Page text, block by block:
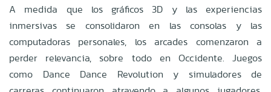
A medida que los gráficos 3D y las experiencias
inmersivas se consolidaron en las consolas y las
computadoras personales, los arcades comenzaron a
perder relevancia, sobre todo en Occidente. Juegos
como Dance Dance Revolution y simuladores de